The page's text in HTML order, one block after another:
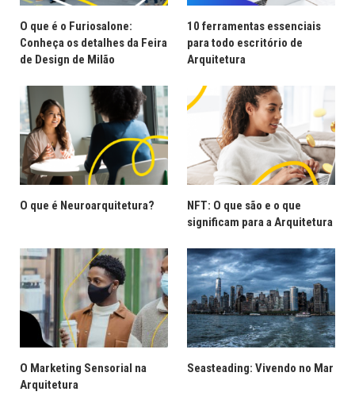
O que é o Furiosalone:
Conheça os detalhes da Feira
de Design de Milão
10 ferramentas essenciais
para todo escritório de
Arquitetura
O que é Neuroarquitetura?
NFT: O que são e o que
significam para a Arquitetura
O Marketing Sensorial na
Arquitetura
Seasteading: Vivendo no Mar